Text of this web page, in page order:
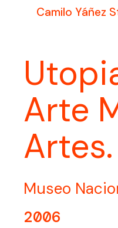
Camilo Yáñez
Arte
Artes.
Museo
2006